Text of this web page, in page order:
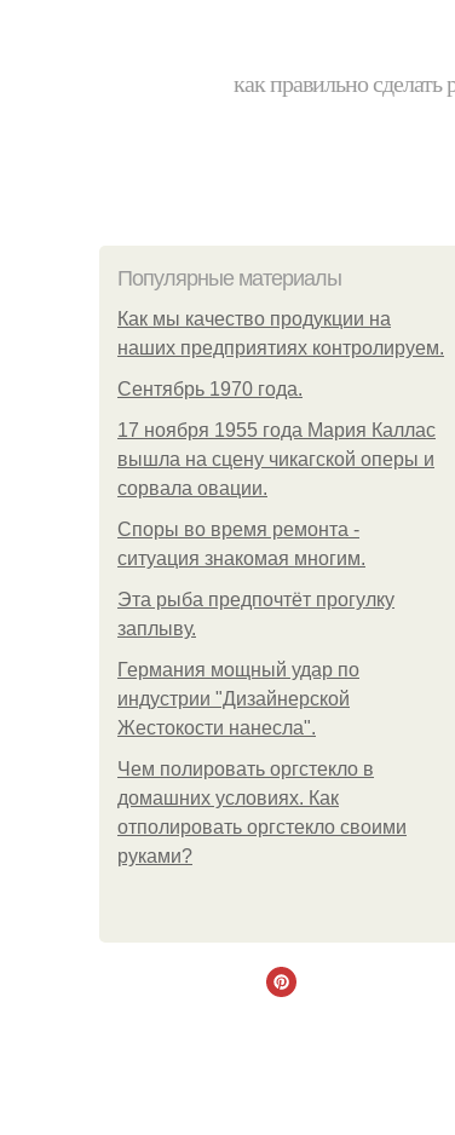
как правильно
Популярные материалы
Как мы качество продукции на
наших предприятиях контролируем.
Сентябрь 1970 года.
17 ноября 1955 года Мария Каллас
вышла на сцену чикагской оперы и
сорвала овации.
Споры во время ремонта -
ситуация знакомая многим.
Эта рыба предпочтёт прогулку
заплыву.
Германия мощный удар по
индустрии "Дизайнерской
Жестокости нанесла".
Чем полировать оргстекло в
домашних условиях. Как
отполировать оргстекло своими
руками?